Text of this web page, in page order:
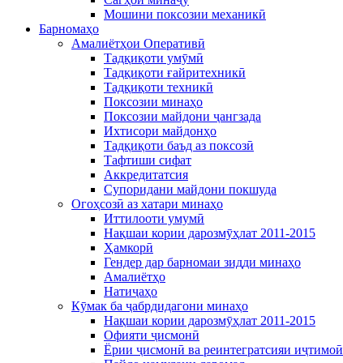
Мошини поксозии механикӣ
Барномаҳо
Амалиётҳои Оперативӣ
Тадқиқоти умӯмӣ
Тадқиқоти ғайритехникӣ
Тадқиқоти техникӣ
Поксозии минаҳо
Поксозии майдони ҷангзада
Ихтисори майдонҳо
Тадқиқоти баъд аз поксозӣ
Тафтиши сифат
Аккредитатcия
Супоридани майдони покшуда
Огоҳсозӣ аз хатари минаҳо
Иттилооти умумӣ
Нақшаи кории дарозмӯҳлат 2011-2015
Ҳамкорӣ
Гендер дар барномаи зидди минаҳо
Амалиётҳо
Натиҷаҳо
Кӯмак ба ҷабрдидагони минаҳо
Нақшаи кории дарозмӯҳлат 2011-2015
Офияти ҷисмонӣ
Ёрии ҷисмонӣ ва реинтегратсияи иҷтимоӣ